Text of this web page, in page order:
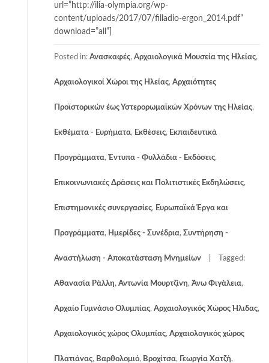
url=”http://ilia-olympia.org/wp-
content/uploads/2017/07/filladio-ergon_2014.pdf”
download=”all”]
Posted in: Ανασκαφές, Αρχαιολογικά Μουσεία της Ηλείας,
Αρχαιολογικοί Χώροι της Ηλείας, Αρχαιότητες
Προϊστορικών έως Υστερορωμαϊκών Χρόνων της Ηλείας,
Εκθέματα - Ευρήματα, Εκθέσεις, Εκπαιδευτικά
Προγράμματα, Έντυπα - Φυλλάδια - Εκδόσεις,
Επικοινωνιακές Δράσεις και Πολιτιστικές Εκδηλώσεις,
Επιστημονικές συνεργασίες, Ευρωπαϊκά Έργα και
Προγράμματα, Ημερίδες - Συνέδρια, Συντήρηση -
Αναστήλωση - Αποκατάσταση Μνημείων Tagged:
Αθανασία Ράλλη, Αντωνία Μουρτζίνη, Άνω Φιγάλεια,
Αρχαίο Γυμνάσιο Ολυμπίας, Αρχαιολογικός Χώρος Ήλιδας,
Αρχαιολογικός χώρος Ολυμπίας, Αρχαιολογικός χώρος
Πλατιάνας, Βαρθολομιό, Βροχίτσα, Γεωργία Χατζή,